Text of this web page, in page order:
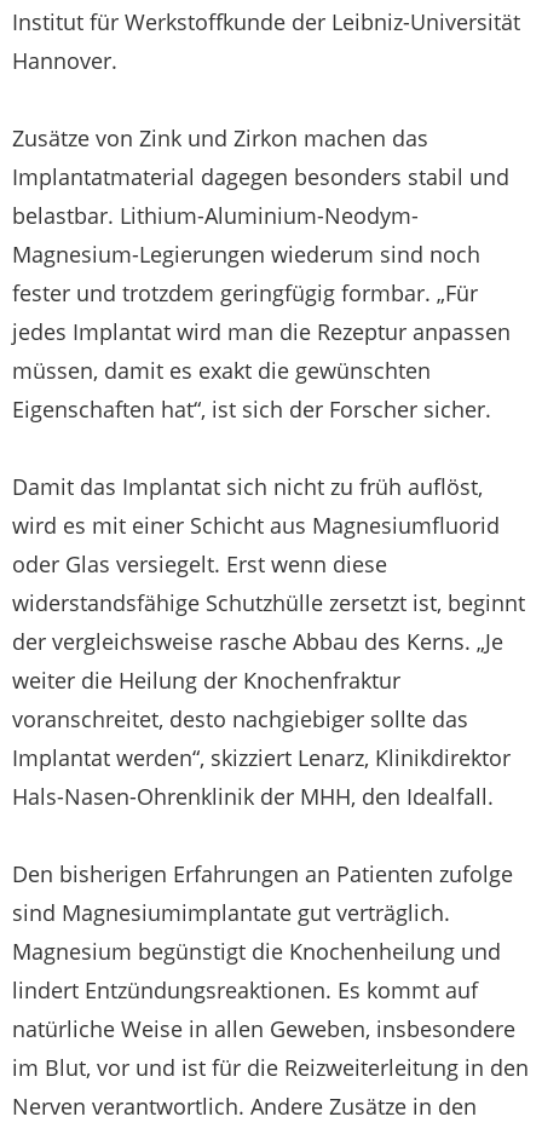
Institut für Werkstoffkunde der Leibniz-Universität
Hannover.
Zusätze von Zink und Zirkon machen das
Implantatmaterial dagegen besonders stabil und
belastbar. Lithium-Aluminium-Neodym-
Magnesium-Legierungen wiederum sind noch
fester und trotzdem geringfügig formbar. „Für
jedes Implantat wird man die Rezeptur anpassen
müssen, damit es exakt die gewünschten
Eigenschaften hat“, ist sich der Forscher sicher.
Damit das Implantat sich nicht zu früh auflöst,
wird es mit einer Schicht aus Magnesiumfluorid
oder Glas versiegelt. Erst wenn diese
widerstandsfähige Schutzhülle zersetzt ist, beginnt
der vergleichsweise rasche Abbau des Kerns. „Je
weiter die Heilung der Knochenfraktur
voranschreitet, desto nachgiebiger sollte das
Implantat werden“, skizziert Lenarz, Klinikdirektor
Hals-Nasen-Ohrenklinik der MHH, den Idealfall.
Den bisherigen Erfahrungen an Patienten zufolge
sind Magnesiumimplantate gut verträglich.
Magnesium begünstigt die Knochenheilung und
lindert Entzündungsreaktionen. Es kommt auf
natürliche Weise in allen Geweben, insbesondere
im Blut, vor und ist für die Reizweiterleitung in den
Nerven verantwortlich. Andere Zusätze in den